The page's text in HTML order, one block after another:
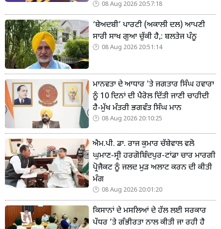
08 Aug 2026 20:57:18
‘ਬੇਅਦਬੀ’ ਪਾਰਟੀ (ਅਕਾਲੀ ਦਲ) ਆਪਣੀ
ਸਾਰੀ ਸਾਖ ਗੁਆ ਚੁੱਕੀ ਹੈ,: ਬਲਤੇਜ ਪੰਨੂ
08 Aug 2026 20:51:14
ਮਾਨਵਤਾ ਦੇ ਆਧਾਰ 'ਤੇ ਜਗਤਾਰ ਸਿੰਘ ਹਵਾਰਾ
ਨੂੰ 10 ਦਿਨਾਂ ਦੀ ਪੈਰੋਲ ਦਿੱਤੀ ਜਾਣੀ ਚਾਹੀਦੀ
ਹੈ-ਮੁੱਖ ਮੰਤਰੀ ਭਗਵੰਤ ਸਿੰਘ ਮਾਨ
08 Aug 2026 20:10:25
ਐਮ.ਪੀ. ਡਾ. ਰਾਜ ਕੁਮਾਰ ਚੱਬੇਵਾਲ ਵਲੋ
ਘੁਮਾਣ-ਸ੍ਰੀ ਹਰਗੋਬਿੰਦਪੁਰ-ਟਾਂਡਾ ਚਾਰ ਮਾਰਗੀ
ਪ੍ਰੋਜੈਕਟ ਨੂੰ ਜਲਦ ਮੁੜ ਅਲਾਟ ਕਰਨ ਦੀ ਕੀਤੀ
ਮੰਗ
08 Aug 2026 20:01:20
ਕਿਸਾਨਾਂ ਦੇ ਮਸਲਿਆਂ ਦੇ ਹੱਲ ਲਈ ਸਰਕਾਰ
ਪੱਧਰ ’ਤੇ ਗੰਭੀਰਤਾ ਨਾਲ ਕੀਤੀ ਜਾ ਰਹੀ ਹੈ